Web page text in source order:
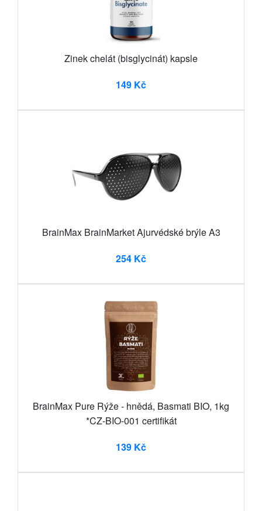
Zinek chelát (bisglycinát) kapsle
149 Kč
BrainMax BrainMarket Ajurvédské brýle A3
254 Kč
BrainMax Pure Rýže - hnědá, Basmati BIO, 1kg
*CZ-BIO-001 certifikát
139 Kč